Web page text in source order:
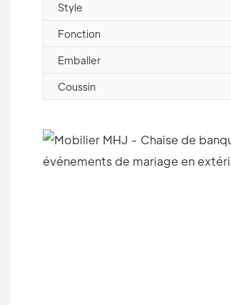
Style
Fonction
Emballer
Coussin